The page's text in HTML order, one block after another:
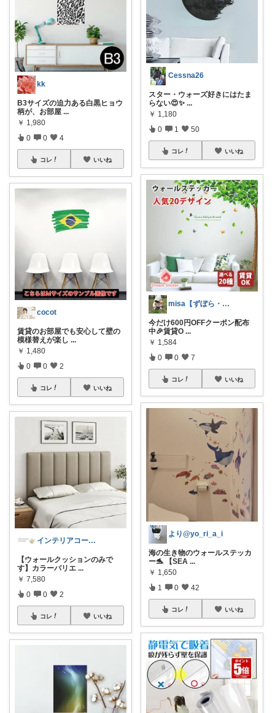
kk
B3サイズの迫力ある白黒ヒョウ
柄が、お部屋 ...
￥ 1,980
0 0 4
コレ いいね
cocot
賃貸のお部屋でも安心して壁の
模様替えが楽し ...
￥ 1,480
0 0 2
コレ いいね
インテリアコーディネーターyuu
【ウォールクッションのみで
す】カラーバリエ ...
￥ 7,580
0 0 2
コレ いいね
Cessna26
スター・ウォーズ好きにはたま
らない😍✨ ...
￥ 1,180
0 1 50
コレ いいね
misa【ずぼら・時短生活🙈】
今だけ600円OFFクーポン配布
中🎉賃貸O ...
￥ 1,584
0 0 7
コレ いいね
より@yo_ri_a_i
海の生き物のウォールステッカ
ー🐬 【SEA ...
￥ 1,650
1 0 42
コレ いいね